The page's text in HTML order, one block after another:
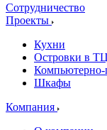
Сотрудничество
Проекты
Кухни
Островки в ТЦ
Шкафы
Компания